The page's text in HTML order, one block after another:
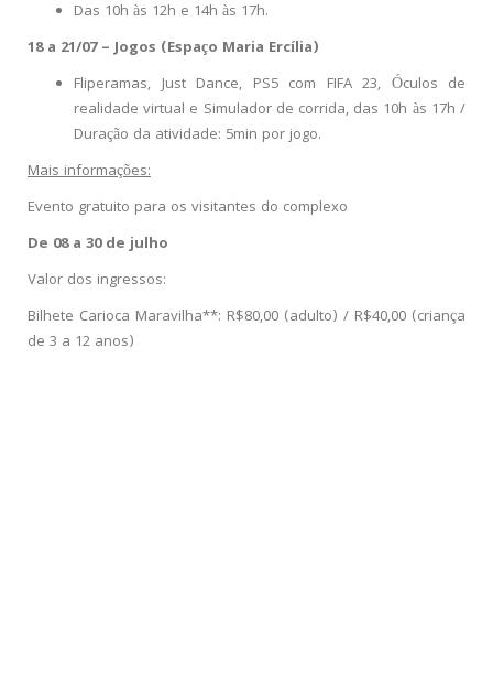
Das 10h às 12h e 14h às 17h.
18 a 21/07 – Jogos (Espaço Maria Ercília)
Fliperamas, Just Dance, PS5 com FIFA 23, Óculos de
realidade virtual e Simulador de corrida, das 10h às 17h /
Duração da atividade: 5min por jogo.
Mais informações:
Evento gratuito para os visitantes do complexo
De 08 a 30 de julho
Valor dos ingressos:
Bilhete Carioca Maravilha**: R$80,00 (adulto) / R$40,00 (criança
de 3 a 12 anos)